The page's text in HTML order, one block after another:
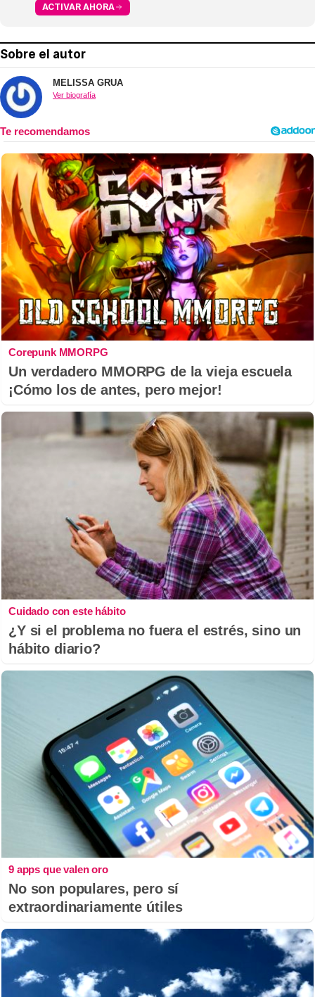
ACTIVAR AHORA
Sobre el autor
MELISSA GRUA
Ver biografía
Corepunk MMORPG
Un verdadero MMORPG de la vieja escuela
¡Cómo los de antes, pero mejor!
Cuidado con este hábito
¿Y si el problema no fuera el estrés, sino un
hábito diario?
9 apps que valen oro
No son populares, pero sí
extraordinariamente útiles